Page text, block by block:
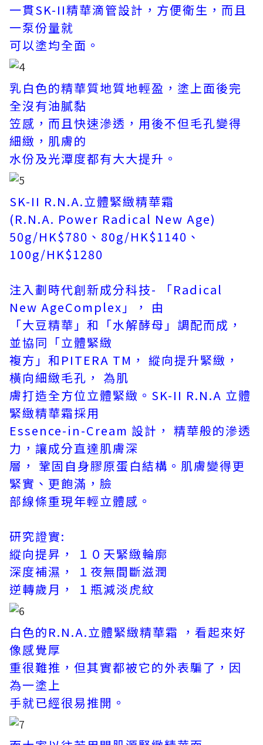
一貫SK-II精華滴管設計，方便衛生，而且
一泵份量就
可以塗均全面。
乳白色的精華質地質地輕盈，塗上面後完
全沒有油膩黏
笠感，而且快速滲透，用後不但毛孔變得
細緻，肌膚的
水份及光潭度都有大大提升。
SK-II R.N.A.立體緊緻精華霜
(R.N.A. Power Radical New Age)
50g/HK$780、80g/HK$1140、
100g/HK$1280
注入劃時代創新成分科技- 「Radical
New AgeComplex」， 由
「大豆精華」和「水解酵母」調配而成，
並協同「立體緊緻
複方」和PITERA TM， 縱向提升緊緻，
橫向細緻毛孔， 為肌
膚打造全方位立體緊緻。SK-II R.N.A 立體
緊緻精華霜採用
Essence-in-Cream 設計， 精華般的滲透
力，讓成分直達肌膚深
層， 鞏固自身膠原蛋白結構。肌膚變得更
緊實、更飽滿，臉
部線條重現年輕立體感。
研究證實:
縱向提昇， １０天緊緻輪廓
深度補濕， １夜無間斷滋潤
逆轉歲月， １瓶減淡虎紋
白色的R.N.A.立體緊緻精華霜 ，看起來好
像感覺厚
重很難推，但其實都被它的外表騙了，因
為一塗上
手就已經很易推開。